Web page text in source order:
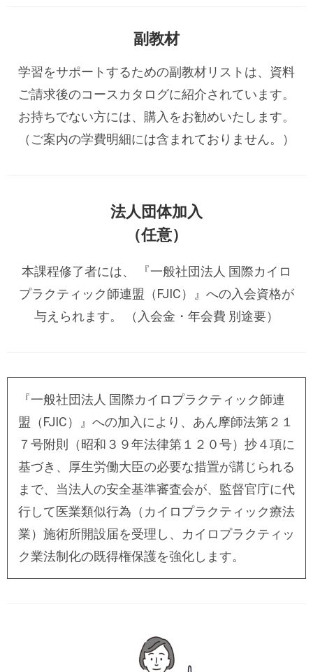
副教材
学習をサポートするための副教材リストは、資料
ご請求後のコースカタログに紹介されています。
お持ちでない方には、購入をお勧めいたします。
（ご案内の学費明細には含まれておりません。）
法人団体加入
（任意）
本課程修了者には、 『一般社団法人 国際カイロ
プラクティック師連盟（FJIC）』への入会資格が
与えられます。 （入会金・年会費 別途要）
『一般社団法人 国際カイロプラクティック師連
盟（FJIC）』への加入により、あん摩師法第２１
７号附則（昭和３９年法律第１２０号）抄４項に
基づき、厚生労働大臣の必要な措置が講じられる
まで、当法人の安全基準審査会が、監督官庁に代
行して医業類似行為（カイロプラクティック療法
業）施術所開設届を受理し、カイロプラクティッ
ク業法制化の既得権保護を強化します。